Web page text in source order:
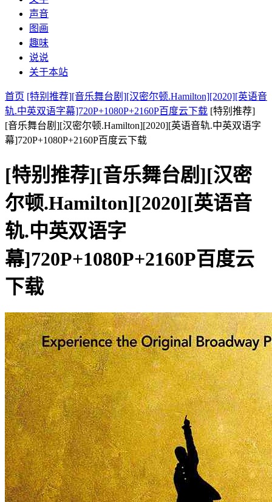
声音
图画
趣味
说说
关于本站
首页 [特别推荐][音乐舞台剧][汉密尔顿.Hamilton][2020][英语音
轨.中英双语字幕]720P+1080P+2160P百度云下载 [特别推荐]
[音乐舞台剧][汉密尔顿.Hamilton][2020][英语音轨.中英双语字
幕]720P+1080P+2160P百度云下载
[特别推荐][音乐舞台剧][汉密
尔顿.Hamilton][2020][英语音
轨.中英双语字
幕]720P+1080P+2160P百度云
下载